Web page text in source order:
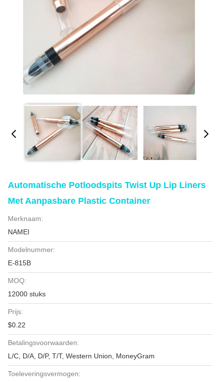
Automatische Potloodspits Twist Up Lip Liners
Met Aanpasbare Plastic Container
Merknaam:
NAMEI
Modelnummer:
E-815B
MOQ:
12000 stuks
Prijs:
$0.22
Betalingsvoorwaarden:
L/C, D/A, D/P, T/T, Western Union, MoneyGram
Toeleveringsvermogen: